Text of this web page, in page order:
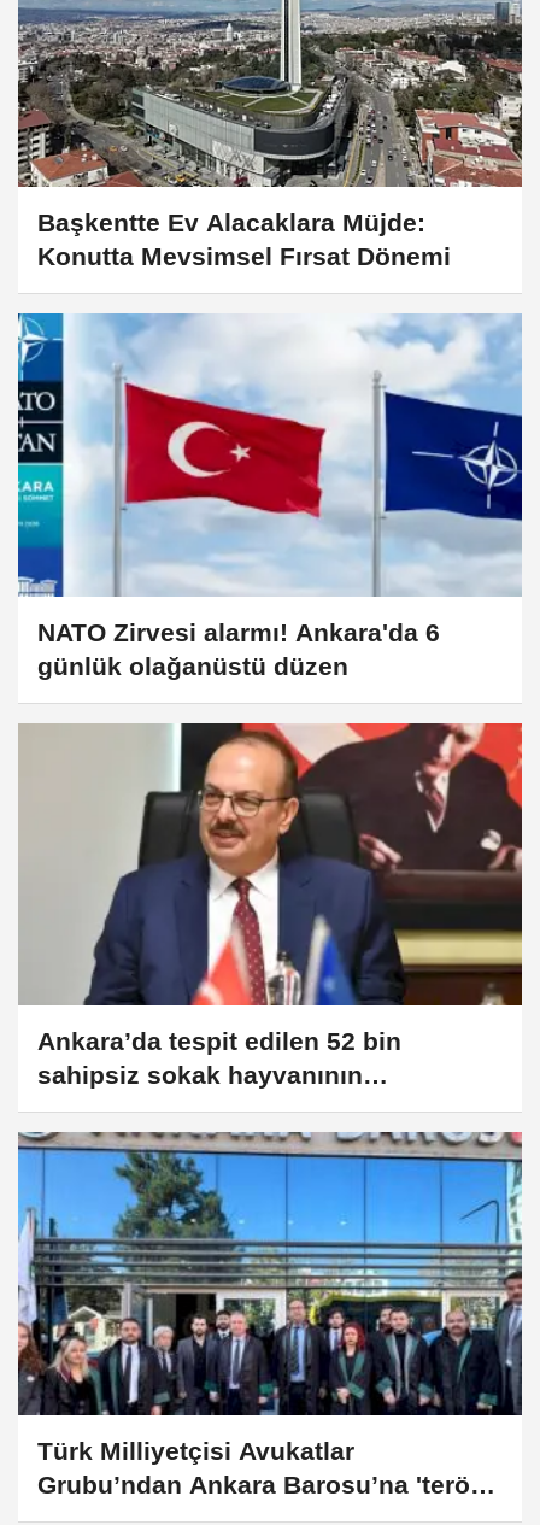
Başkentte Ev Alacaklara Müjde:
Konutta Mevsimsel Fırsat Dönemi
NATO Zirvesi alarmı! Ankara'da 6
günlük olağanüstü düzen
Ankara’da tespit edilen 52 bin
sahipsiz sokak hayvanının
toplanması tamamlandı
Türk Milliyetçisi Avukatlar
Grubu’ndan Ankara Barosu’na 'terör
dosyaları' çağrısı